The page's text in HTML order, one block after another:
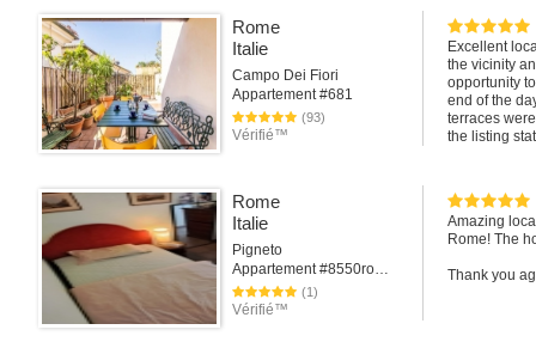
Rome
Italie
Campo Dei Fiori
Appartement #681
(93)
Vérifié™
Excellent
the vicinity
opportunity
end of the
terraces
the listing
Rome
Italie
Pigneto
Appartement #8550rome
(1)
Vérifié™
Amazing
Rome! The
Thank you